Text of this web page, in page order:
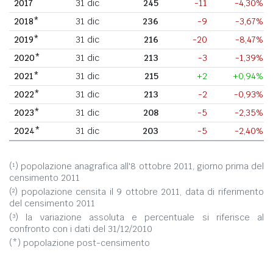
2017
31 dic 245 -11
-4,30%
2018*
31 dic 236 -9
-3,67%
2019*
31 dic 216 -20
-8,47%
2020*
31 dic 213 -3
-1,39%
2021*
31 dic 215 +2
+0,94%
2022*
31 dic 213 -2
-0,93%
2023*
31 dic 208 -5
-2,35%
2024*
31 dic 203 -5 -2,40%
(¹) popolazione anagrafica all'8 ottobre 2011, giorno prima del
censimento 2011
(²) popolazione censita il 9 ottobre 2011, data di riferimento
del censimento 2011
(³) la variazione assoluta e percentuale si riferisce al
confronto con i dati del 31/12/2010
(*) popolazione post-censimento